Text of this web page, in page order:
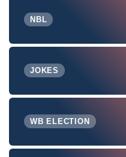
NBL
JOKES
WB ELECTION